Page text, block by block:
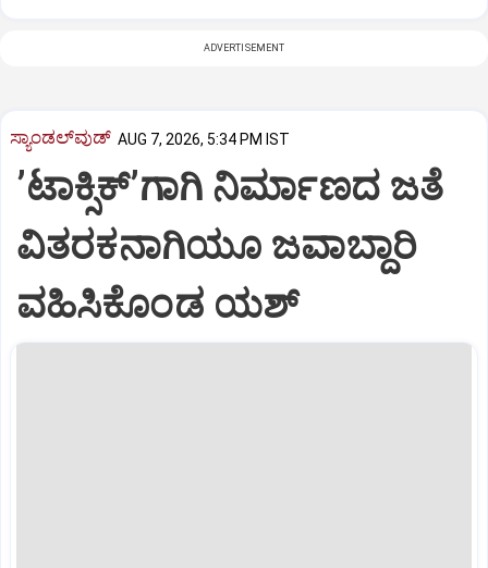
ADVERTISEMENT
ಸ್ಯಾಂಡಲ್‌ವುಡ್‌ AUG 7, 2026, 5:34 PM IST
ʼಟಾಕ್ಸಿಕ್‌ʼಗಾಗಿ ನಿರ್ಮಾಣದ ಜತೆ
ವಿತರಕನಾಗಿಯೂ ಜವಾಬ್ದಾರಿ
ವಹಿಸಿಕೊಂಡ ಯಶ್